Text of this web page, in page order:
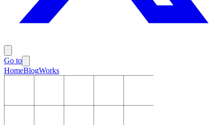
Go to
HomeBlogWorks